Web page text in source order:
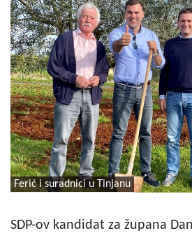
Ferić i suradnici u Tinjanu
SDP-ov kandidat za župana